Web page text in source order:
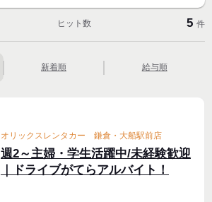
ヒット数 5 件
新着順 給与順
オリックスレンタカー 鎌倉・大船駅前店
週2～主婦・学生活躍中/未経験歓迎
｜ドライブがてらアルバイト！